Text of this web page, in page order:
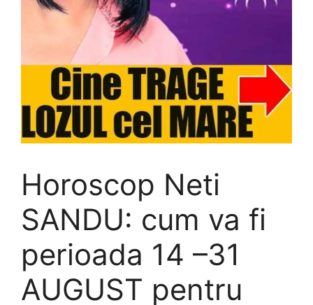
Horoscop Neti
SANDU: cum va fi
perioada 14 –31
AUGUST pentru